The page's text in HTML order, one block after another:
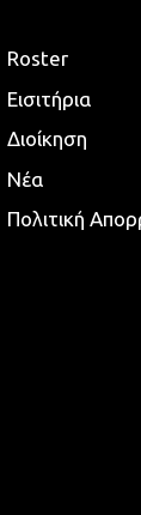
Roster
Εισιτήρια
Διοίκηση
Νέα
Πολιτική